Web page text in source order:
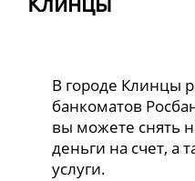
В городе Клинцы
банкоматов
вы можете снять
деньги на счет, а
услуги.